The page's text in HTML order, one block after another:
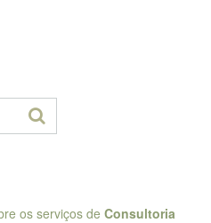
os serviços de Consultoria